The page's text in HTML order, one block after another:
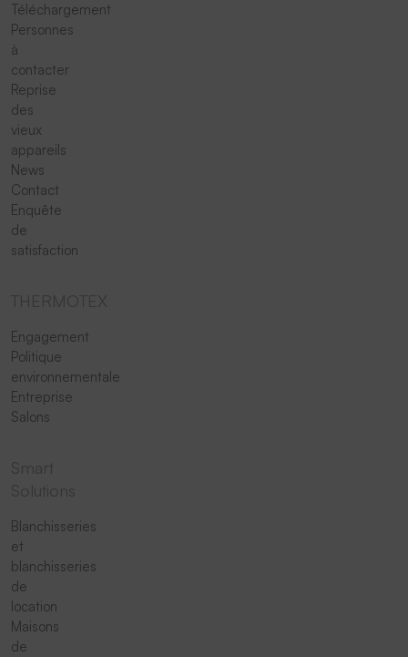
Téléchargement
Personnes
à
contacter
Reprise
des
vieux
appareils
News
Contact
Enquête
de
satisfaction
Engagement
Politique
environnementale
Entreprise
Salons
Blanchisseries
et
blanchisseries
de
location
Maisons
de